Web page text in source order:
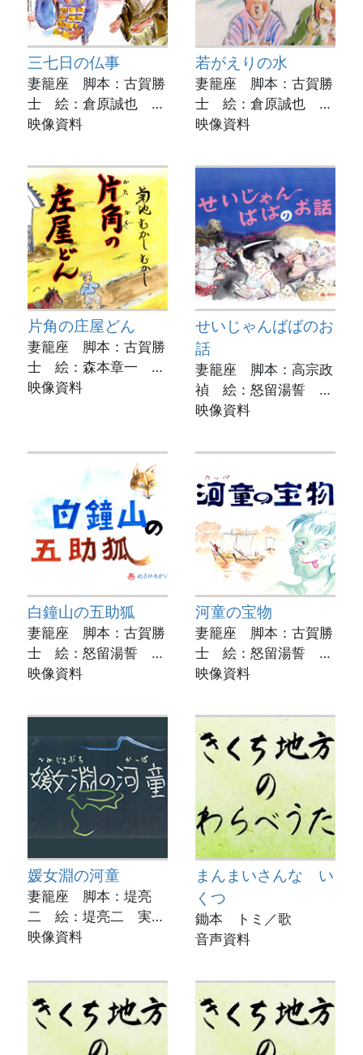
三七日の仏事
妻籠座 脚本：古賀勝
士 絵：倉原誠也 実
演：立山和信
書館
映像資料
若がえりの水
妻籠座 脚本：古賀勝
士 絵：倉原誠也 実
演：小林アサ子
書館
映像資料
片角の庄屋どん
妻籠座 脚本：古賀勝
士 絵：森本章一 実
演：井上エミ子
映像資料
せいじゃんばばのお
話
妻籠座 脚本：高宗政
禎 絵：怒留湯誓 実
演：高宗政禎
書館
映像資料
白鐘山の五助狐
妻籠座 脚本：古賀勝
士 絵：怒留湯誓 実
演：緒方朋子
書館
映像資料
河童の宝物
妻籠座 脚本：古賀勝
士 絵：怒留湯誓 実
演：井上エミ子
書館
映像資料
媛女淵の河童
妻籠座 脚本：堤亮
二 絵：堤亮二 実
演：米村史博
書館
映像資料
まんまいさんな い
くつ
鋤本 トミ／歌
音声資料